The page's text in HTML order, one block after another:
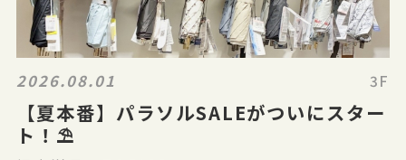
2026.08.01 3F
【夏本番】パラソルSALEがついにスター
ト！⛱️